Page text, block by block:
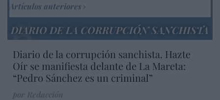
Artículos anteriores
DIARIO DE LA CORRUPCIÓN SANCHISTA
Diario de la corrupción sanchista. Hazte
Oír se manifiesta delante de La Mareta:
“Pedro Sánchez es un criminal”